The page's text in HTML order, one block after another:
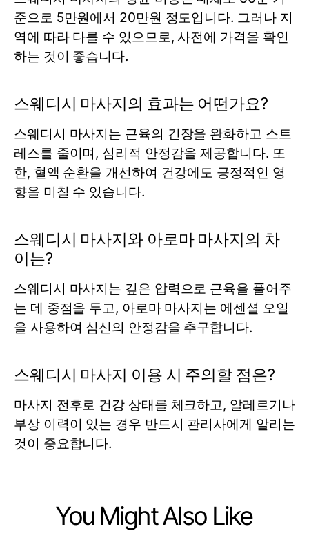
준으로 5만원에서 20만원 정도입니다. 그러나 지
역에 따라 다를 수 있으므로, 사전에 가격을 확인
하는 것이 좋습니다.
스웨디시 마사지의 효과는 어떤가요?
스웨디시 마사지는 근육의 긴장을 완화하고 스트
레스를 줄이며, 심리적 안정감을 제공합니다. 또
한, 혈액 순환을 개선하여 건강에도 긍정적인 영
향을 미칠 수 있습니다.
스웨디시 마사지와 아로마 마사지의 차
이는?
스웨디시 마사지는 깊은 압력으로 근육을 풀어주
는 데 중점을 두고, 아로마 마사지는 에센셜 오일
을 사용하여 심신의 안정감을 추구합니다.
스웨디시 마사지 이용 시 주의할 점은?
마사지 전후로 건강 상태를 체크하고, 알레르기나
부상 이력이 있는 경우 반드시 관리사에게 알리는
것이 중요합니다.
You Might Also Like